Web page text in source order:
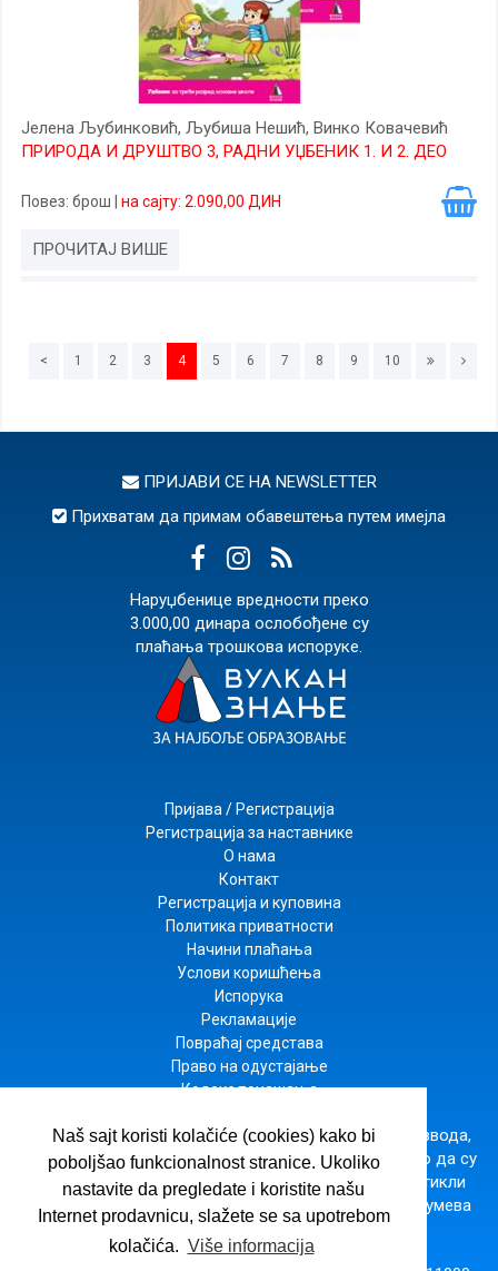
Naš sajt koristi kolačiće (cookies) kako bi
poboljšao funkcionalnost stranice. Ukoliko
nastavite da pregledate i koristite našu
Internet prodavnicu, slažete se sa upotrebom
kolačića. Više informacija
Јелена Љубинковић, Љубиша Нешић, Винко Ковачевић
ПРИРОДА И ДРУШТВО 3, РАДНИ УЏБЕНИК 1. И 2. ДЕО
Повез: брош на сајту: 2.090,00 ДИН
ПРОЧИТАЈ ВИШЕ
< 1 2 3 4 5 6 7 8 9 10
ПРИЈАВИ СЕ НА NEWSLETTER
Прихватам да примам обавештења путем имејла
Наруџбенице вредности преко
3.000,00 динара ослобођене су
плаћања трошкова испоруке.
Пријава / Регистрација
Регистрација за наставнике
О нама
Контакт
Регистрација и куповина
Политика приватности
Начини плаћања
Услови коришћења
Испорука
Рекламације
Повраћај средстава
Право на одустајање
Кодекс понашања
Настојимо да будемо што прецизнији у опису производа,
приказу слика и цена, али не можемо да гарантујемо да су
све информације комплетне и без грешака. Сви артикли
приказани на сајту су део наше понуде и не подразумева
да су доступни у сваком тренутку.